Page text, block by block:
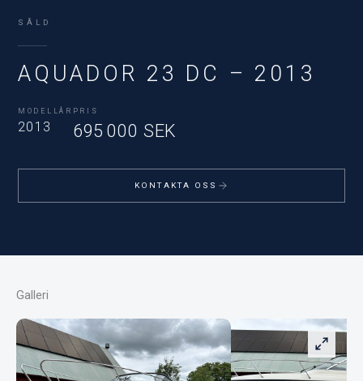
SÅLD
AQUADOR 23 DC – 2013
MODELLÅR
2013
PRIS
695 000 SEK
KONTAKTA OSS
Galleri